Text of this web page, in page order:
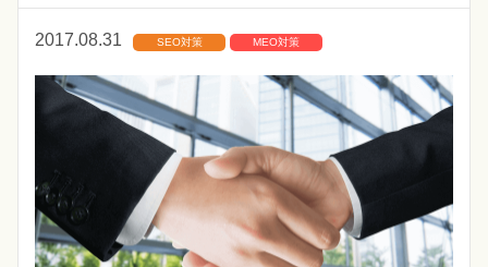
2017.08.31 SEO対策 MEO対策